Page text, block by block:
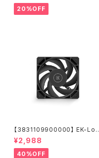
20%OFF
【3831109900000】 EK-Loo
p Fan FPT 120 - Black (550
-2300rpm)
¥2,988
40%OFF